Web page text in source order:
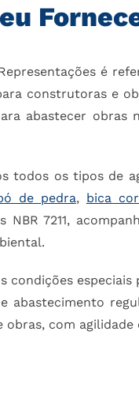
é
construtoras e
abastecer
todos os tipos de
de pedra, bica
NBR 7211,
condições
abastecimento
obras, com agilidade